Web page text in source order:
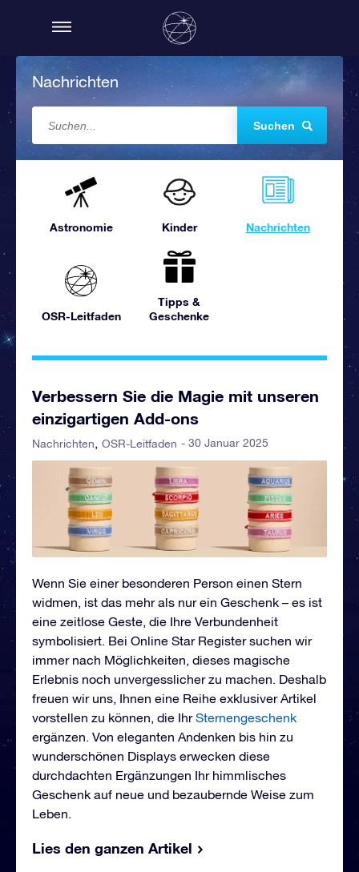
Nachrichten
Suchen
Astronomie Kinder Nachrichten
OSR-Leitfaden
Tipps &
Geschenke
Verbessern Sie die Magie mit unseren
einzigartigen Add-ons
Nachrichten OSR-Leitfaden - 30 Januar 2025
Wenn Sie einer besonderen Person einen Stern
widmen, ist das mehr als nur ein Geschenk – es ist
eine zeitlose Geste, die Ihre Verbundenheit
symbolisiert. Bei Online Star Register suchen wir
immer nach Möglichkeiten, dieses magische
Erlebnis noch unvergesslicher zu machen. Deshalb
freuen wir uns, Ihnen eine Reihe exklusiver Artikel
vorstellen zu können, die IhrSternengeschenk
ergänzen. Von eleganten Andenken bis hin zu
wunderschönen Displays erwecken diese
durchdachten Ergänzungen Ihr himmlisches
Geschenk auf neue und bezaubernde Weise zum
Leben.
Lies den ganzen Artikel